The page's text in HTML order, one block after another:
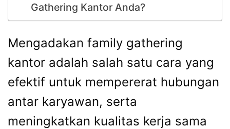
Gathering Kantor Anda?
Mengadakan family gathering
kantor adalah salah satu cara yang
efektif untuk mempererat hubungan
antar karyawan, serta
meningkatkan kualitas kerja sama